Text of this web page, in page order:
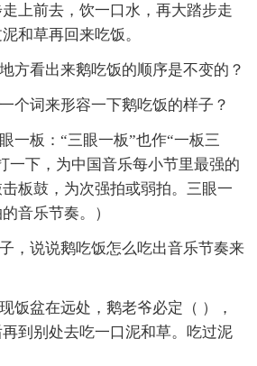
上前去，饮一口水，再大踏步走
和草再回来吃饭。
方看出来鹅吃饭的顺序是不变的？
个词来形容一下鹅吃饭的样子？
一板：“三眼一板”也作“一板三
一下，为中国音乐每小节里最强的
板鼓，为次强拍或弱拍。三眼一
音乐节奏。）
，说说鹅吃饭怎么吃出音乐节奏来
饭盆在远处，鹅老爷必定（ ），
到别处去吃一口泥和草。吃过泥